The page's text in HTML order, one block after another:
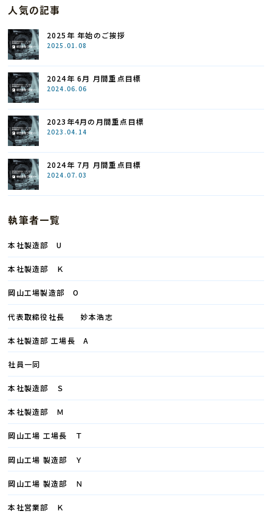
人気の記事
2025年 年始のご挨拶
2025.01.08
2024年 6月 月間重点目標
2024.06.06
2023年4月の月間重点目標
2023.04.14
2024年 7月 月間重点目標
2024.07.03
執筆者一覧
本社製造部 U
本社製造部 Ｋ
岡山工場製造部 O
代表取締役社長 妙本浩志
本社製造部 工場長 A
社員一同
本社製造部 Ｓ
本社製造部 Ｍ
岡山工場 工場長 Ｔ
岡山工場 製造部 Ｙ
岡山工場 製造部 Ｎ
本社営業部 Ｋ